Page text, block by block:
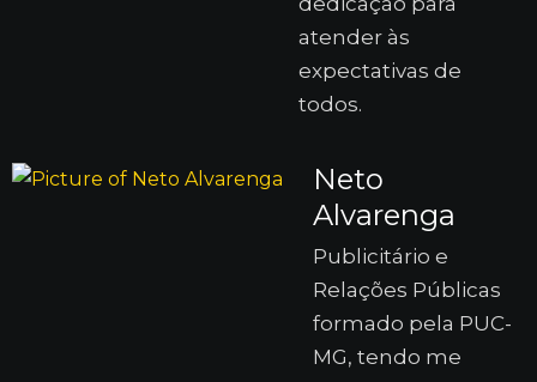
atender às
expectativas de
todos.
Neto
Alvarenga
Publicitário e
Relações Públicas
formado pela PUC-
MG, tendo me